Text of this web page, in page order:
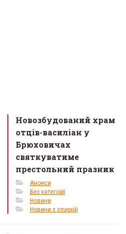
Новозбудований храм
отців-василіан у
Брюховичах
святкуватиме
престольний празник
Анонси
Без категорії
Новини
Новини з єпархій